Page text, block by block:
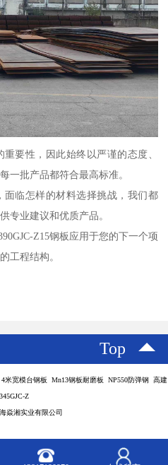
要性，因此始终以严谨的态度、
一批产品都符合最高标准。
临怎样的材料选择挑战，我们都
专业建议和优质产品。
Z15钢板应用于您的下一个项
工程结构。
Top
米宽模台钢板 Mn13钢板耐磨板 NP550防弹钢 高建
Z
焱湘实业有限公司